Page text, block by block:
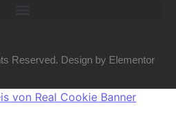
Reserved. Design by Elementor
von Real Cookie Banner